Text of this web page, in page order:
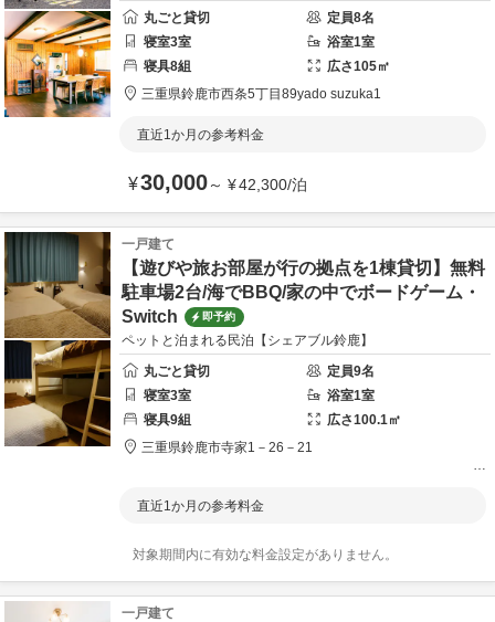
丸ごと貸切
定員8名
寝室3室 浴室1室
寝具8組 広さ105㎡
三重県鈴鹿市西条5丁目89yado suzuka1
直近1か月の参考料金
¥30,000～ ¥42,300/泊
一戸建て
【遊びや旅お部屋が行の拠点を1棟貸切】無料
駐車場2台/海でBBQ/家の中でボードゲーム・
Switch
即予約
ペットと泊まれる民泊【シェアブル鈴鹿】
丸ごと貸切
定員9名
寝室3室 浴室1室
寝具9組 広さ100.1㎡
三重県鈴鹿市寺家1－26－21
アブル鈴鹿
直近1か月の参考料金
対象期間内に有効な料金設定がありません。
一戸建て